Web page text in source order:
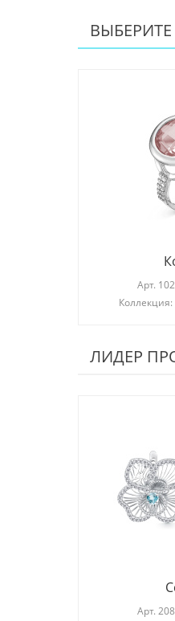
Арт.
Коллекция:
ЛИДЕР
Арт.